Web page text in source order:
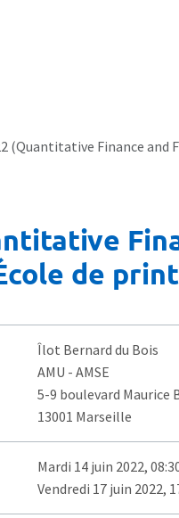
(Quantitative Finance
de
Îlot Bernard du Bois
AMU - AMSE
5-9 boulevard Maurice
13001 Marseille
Mardi 14 juin 2022,
Vendredi 17 juin 2022,